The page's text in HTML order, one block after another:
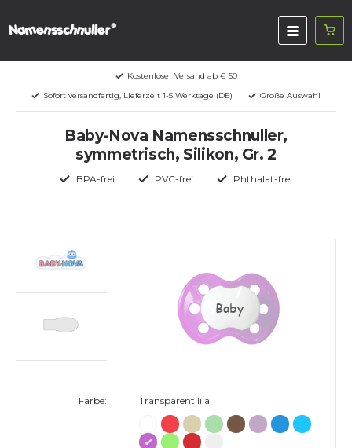
Kostenloser Versand ab € 50
Sofort versandfertig, Lieferzeit 1-5 Werktage (DE)
Große Auswahl
Baby-Nova Namensschnuller,
symmetrisch, Silikon, Gr. 2
BPA-frei PVC-frei Phthalat-frei
Farbe:
Baby
Transparent lila